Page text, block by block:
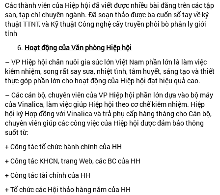
Các thành viên của Hiệp hội đã viết được nhiều bài đăng trên các tập
san, tạp chí chuyên ngành. Đã soạn thảo được ba cuốn sổ tay về kỹ
thuật TTNT, và Kỹ thuật Công nghệ cấy truyền phôi bò phân ly giới
tính
Hoạtđộngcủa Văn phòng Hiệp hội
– VP Hiệp hội chăn nuôi gia súc lớn Việt Nam phần lớn là làm việc
kiêm nhiệm, song rất say sưa, nhiệt tình, tâm huyết, sáng tạo và thiết
thực góp phần lớn cho hoạt động của Hiệp hội đạt hiệu quả cao.
– Các cán bộ, chuyên viên của VP Hiệp hội phần lớn dựa vào bộ máy
của Vinalica, làm việc giúp Hiệp hội theo cơ chế kiêm nhiệm. Hiệp
hội ký Hợp đồng với Vinalica và trả phụ cấp hàng tháng cho Cán bộ,
chuyên viên giúp các công việc của Hiệp hội được đảm bảo thông
suốt từ:
+ Công tác tổ chức hành chính của HH
+ Công tác KHCN, trang Web, các BC của HH
+ Công tác tài chính của HH
+ Tổ chức các Hội thảo hàng năm của HH